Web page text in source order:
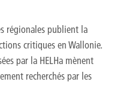
régionales publient la
critiques en Wallonie.
par la HELHa mènent
recherchés par les